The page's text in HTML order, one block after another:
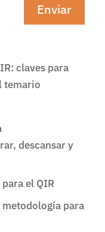
Enviar
claves para
temario
descansar y
el QIR
para